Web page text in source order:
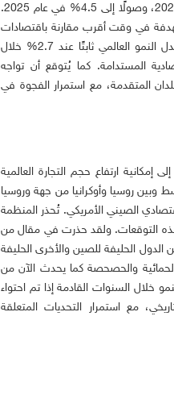
تشير التنبؤات إلى تراجعه من 6.8% في عام 2023 إلى 5.9% في عام 2024، وصولًا إلى 4.5% في عام 2025.
في وقت أقرب مقارنة باقتصادات
الأسواق الصاعدة والاقتصادات النامية. يتوقع البنك الدولي أن يظل معدل النمو العالمي ثابتًا عند 2.7% خلال
المستدامة. كما يُتوقع أن تواجه
المتقدمة، مع استمرار الفجوة في
إمكانية ارتفاع حجم التجارة العالمية
الأوسط وبين روسيا وأوكرانيا من جهة وروسيا
الصيني الأمريكي. تُحذر المنظمة
التوقعات. ولقد حذرت في مقال من
الحليفة للصين والأخرى الحليفة
والحصحصة كما يحدث الآن من
خلال السنوات القادمة إذا تم احتواء
مع استمرار التحديات المتعلقة